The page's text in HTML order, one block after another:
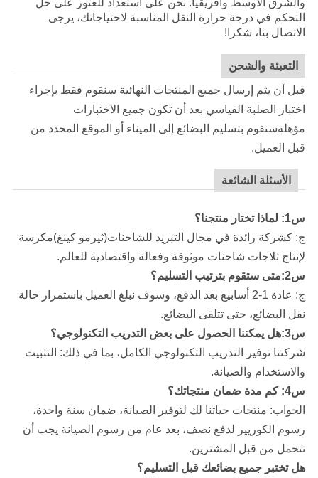
والشرق الأوسط وأفريقيا. نحن على استعداد للعثور على حل
التحكم في درجة حرارة النقل المناسبة لاحتياجاتك، يرجى
الاتصال بنا، شكرا!
التعبئة والشحن
قبل أن يتم إرسال جميع المنتجات النهائية سنقوم فقط بإجراء
اختبار الصلبة القياسي بعد أن تكون جميع الاختبارات
مؤهلةسنقوم بتسليم البضائع إلى الميناء أو الموقع المحدد من
قبل العميل.
الأسئلة الشائعة
س1: لماذا تختار منتجنا؟
ج: كشركة رائدة في مجال التبريد للشاحنات(ثيرمو كينغ)مكرسة
لإنتاج ثلاجات شاحنات موثوقة وفعالة واقتصادية للعالم.
س2:متى ستقوم بترتيب التسليم؟
ج: عادة 1-2 أسابيع بعد الدفع، وسوف نبلغ العميل باستمرار حالة
نقل البضائع، حتى تتلقى البضائع.
س3:هل يمكننا الحصول على بعض التدريب التكنولوجي؟
شركتنا توفير التدريب التكنولوجي الكامل، بما في ذلك: التثبيت
والاستخدام والصيانة.
س4: كم مدة ضمان منتجاتك؟
الجواب: منتجات حياتنا لك لتوفير الصيانة، ضمان سنة واحدة،
رسوم الكوريير لدفع نصف، بعد عام من رسوم الصيانة يجب أن
تتحمل من قبل المشترين.
هل تختبر جميع بضائعك قبل التسليم؟